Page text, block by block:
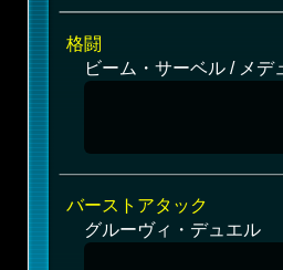
格闘
ビーム・サーベル / メデ
バーストアタック
グルーヴィ・デュエル